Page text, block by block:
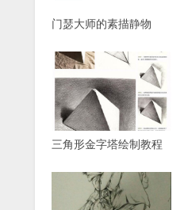
门瑟大师的素描静物
三角形金字塔绘制教程